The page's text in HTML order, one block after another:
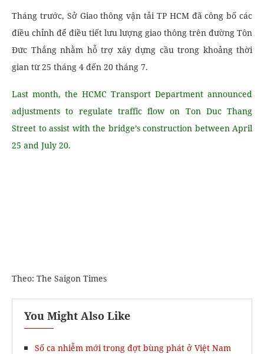
Tháng trước, Sở Giao thông vận tải TP HCM đã công bố các
điều chỉnh để điều tiết lưu lượng giao thông trên đường Tôn
Đức Thắng nhằm hỗ trợ xây dựng cầu trong khoảng thời
gian từ 25 tháng 4 đến 20 tháng 7.
Last month, the HCMC Transport Department announced
adjustments to regulate traffic flow on Ton Duc Thang
Street to assist with the bridge’s construction between April
25 and July 20.
Theo: The Saigon Times
You Might Also Like
Số ca nhiễm mới trong đợt bùng phát ở Việt Nam